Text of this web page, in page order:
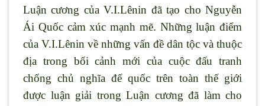
Luận cương của V.I.Lênin đã tạo cho Nguyễn
Ái Quốc cảm xúc mạnh mẽ. Những luận điểm
của V.I.Lênin về những vấn đề dân tộc và thuộc
địa trong bối cảnh mới của cuộc đấu tranh
chống chủ nghĩa đế quốc trên toàn thế giới
được luận giải trong Luận cương đã làm cho